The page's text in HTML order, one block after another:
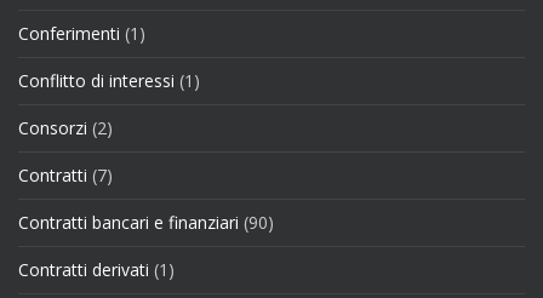
Conferimenti (1)
Conflitto di interessi (1)
Consorzi (2)
Contratti (7)
Contratti bancari e finanziari (90)
Contratti derivati (1)